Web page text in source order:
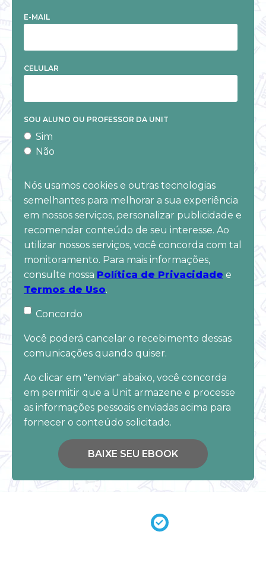
E-MAIL
CELULAR
SOU ALUNO OU PROFESSOR DA UNIT
Sim
Não
Nós usamos cookies e outras tecnologias
semelhantes para melhorar a sua experiência
em nossos serviços, personalizar publicidade e
recomendar conteúdo de seu interesse. Ao
utilizar nossos serviços, você concorda com tal
monitoramento. Para mais informações,
consulte nossa Política de Privacidade e
Termos de Uso.
Concordo
Você poderá cancelar o recebimento dessas
comunicações quando quiser.
Ao clicar em "enviar" abaixo, você concorda
em permitir que a Unit armazene e processe
as informações pessoais enviadas acima para
fornecer o conteúdo solicitado.